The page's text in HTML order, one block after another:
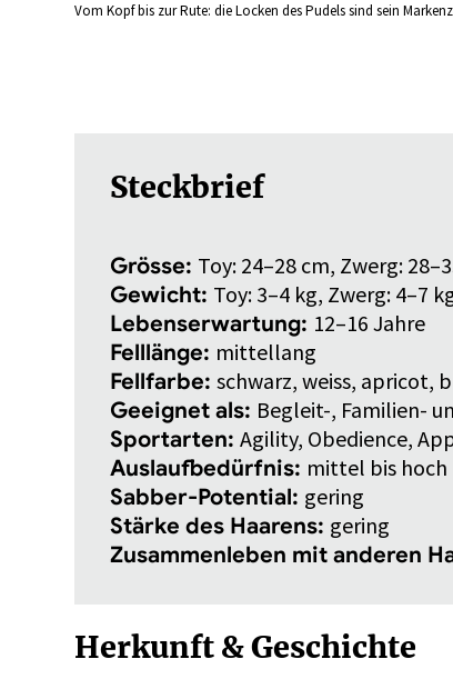
Vom Kopf bis zur Rute: die Locken des Pudels sind sein
Steckbrief
Grösse: Toy: 24–28 cm, Zwerg:
Gewicht: Toy: 3–4 kg, Zwerg: 4–7
Lebenserwartung: 12–16 Jahre
Felllänge: mittellang
Fellfarbe:schwarz, weiss, apricot,
Geeignet als: Begleit-, Familien-
Sportarten:Agility, Obedience,
Auslaufbedürfnis: mittel bis hoch
Sabber-Potential: gering
Stärke des Haarens: gering
Zusammenleben mit anderen
Herkunft & Geschichte